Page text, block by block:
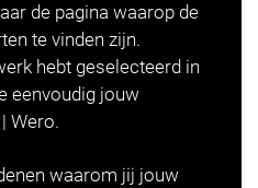
de pagina waarop de
te vinden zijn.
hebt geselecteerd in
eenvoudig jouw
Wero.
waarom jij jouw